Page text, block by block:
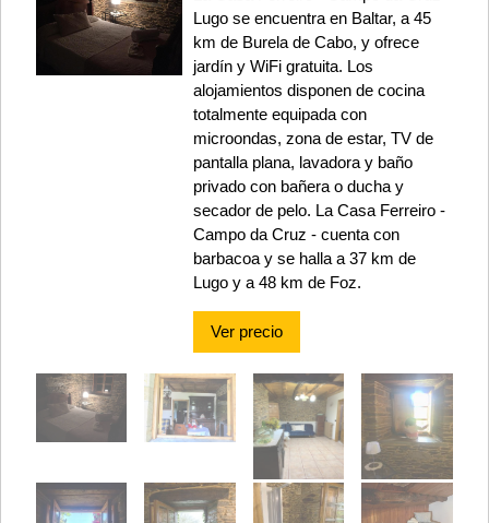
Lugo se encuentra en Baltar, a 45
km de Burela de Cabo, y ofrece
jardín y WiFi gratuita. Los
alojamientos disponen de cocina
totalmente equipada con
microondas, zona de estar, TV de
pantalla plana, lavadora y baño
privado con bañera o ducha y
secador de pelo. La Casa Ferreiro -
Campo da Cruz - cuenta con
barbacoa y se halla a 37 km de
Lugo y a 48 km de Foz.
Ver precio